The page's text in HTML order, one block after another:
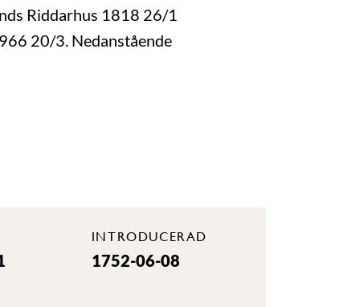
Riddarhus 1818 26/1
20/3. Nedanstående
INTRODUCERAD
1752-06-08